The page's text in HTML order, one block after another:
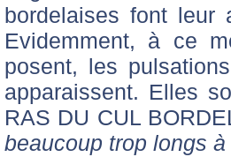
bordelaises font leur
Evidemment, à ce
posent, les
apparaissent. Elles
RAS DU CUL
beaucoup trop longs